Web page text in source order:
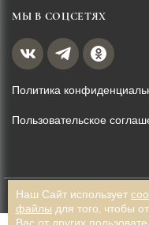
МЫ В СОЦСЕТЯХ
Политика
Пользовательское
© EGO BOTTEGO,
размещённая на данной
Наш Сайт использует
файлы для того, чтобы